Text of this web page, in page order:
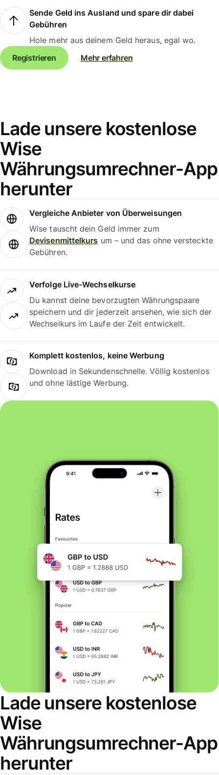
Sende Geld ins Ausland und spare dir dabei
Gebühren
Hole mehr aus deinem Geld heraus, egal wo.
Registrieren
Mehr erfahren
Lade unsere kostenlose
Wise
Währungsumrechner-App
herunter
Vergleiche Anbieter von Überweisungen
Wise tauscht dein Geld immer zum
Devisenmittelkurs um – und das ohne versteckte
Gebühren.
Verfolge Live-Wechselkurse
Du kannst deine bevorzugten Währungspaare
speichern und dir jederzeit ansehen, wie sich der
Wechselkurs im Laufe der Zeit entwickelt.
Komplett kostenlos, keine Werbung
Download in Sekundenschnelle. Völlig kostenlos
und ohne lästige Werbung.
Lade unsere kostenlose
Wise
Währungsumrechner-App
herunter